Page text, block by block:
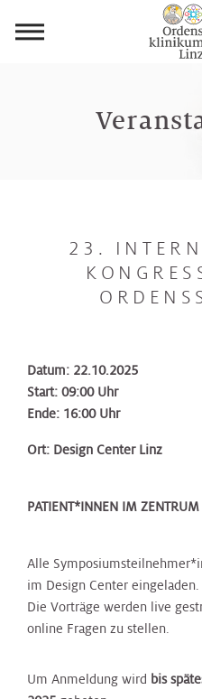
23.
Datum: 22.10.2025
Start: 09:00 Uhr
Ende: 16:00 Uhr
Ort: Design Center Linz
PATIENT*INNEN IM
Alle
im Design Center eingeladen.
Die Vorträge werden live
online Fragen zu stellen.
Um Anmeldung wird bis